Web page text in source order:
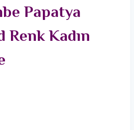
Papatya
Renk Kadın